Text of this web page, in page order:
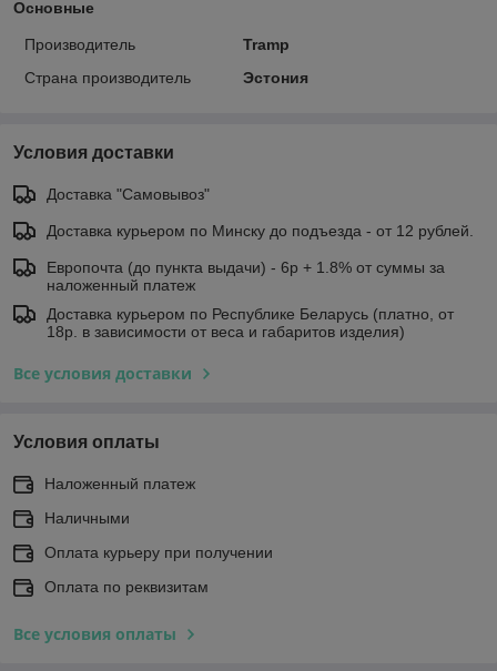
Основные
Производитель
Tramp
Страна производитель
Эстония
Условия доставки
Доставка "Самовывоз"
Доставка курьером по Минску до подъезда - от 12 рублей.
Европочта (до пункта выдачи) - 6р + 1.8% от суммы за
наложенный платеж
Доставка курьером по Республике Беларусь (платно, от
18р. в зависимости от веса и габаритов изделия)
Все условия доставки
Условия оплаты
Наложенный платеж
Наличными
Оплата курьеру при получении
Оплата по реквизитам
Все условия оплаты